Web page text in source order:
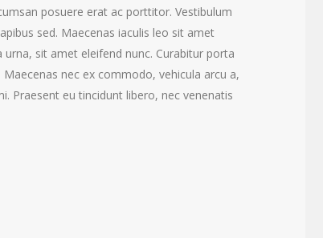
posuere erat ac porttitor. Vestibulum
sed. Maecenas iaculis leo sit amet
sit amet eleifend nunc. Curabitur porta
nec ex commodo, vehicula arcu a,
Praesent eu tincidunt libero, nec venenatis